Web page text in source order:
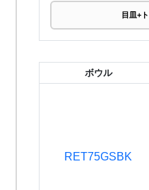
目皿+
ボウル
RET75GSBK